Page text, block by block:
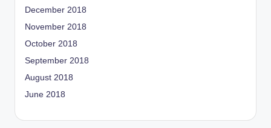
December 2018
November 2018
October 2018
September 2018
August 2018
June 2018